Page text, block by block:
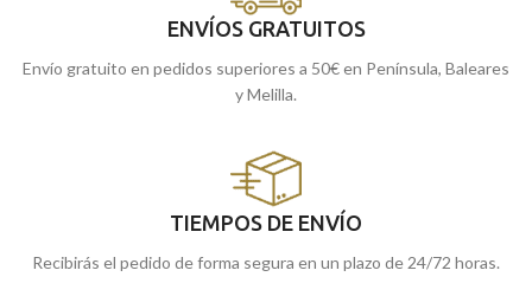
ENVÍOS GRATUITOS
Envío gratuito en pedidos superiores a 50€ en Península, Baleares
y Melilla.
TIEMPOS DE ENVÍO
Recibirás el pedido de forma segura en un plazo de 24/72 horas.